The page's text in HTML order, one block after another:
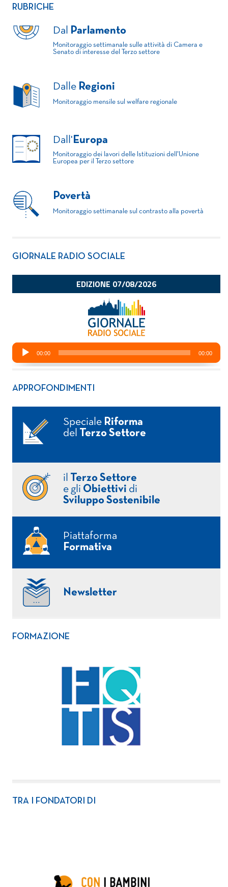
RUBRICHE
Dal Parlamento
Monitoraggio settimanale sulle attività di Camera e
Senato di interesse del Terzo settore
Dalle Regioni
Monitoraggio mensile sul welfare regionale
Dall' Europa
Monitoraggio dei lavori delle Istituzioni dell'Unione
Europea per il Terzo settore
Povertà
Monitoraggio settimanale sul contrasto alla povertà
GIORNALE RADIO SOCIALE
APPROFONDIMENTI
Speciale Riforma
del
Terzo Settore
il
Terzo Settore
e gli Obiettivi di
Sviluppo Sostenibile
Piattaforma
Formativa
Newsletter
FORMAZIONE
TRA I FONDATORI DI